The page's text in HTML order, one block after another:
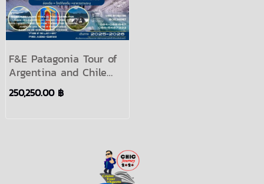
F&E Patagonia Tour of
Argentina and Chile
11Days Period 2025-
2026 | สายการบิน
250,250.00 ฿